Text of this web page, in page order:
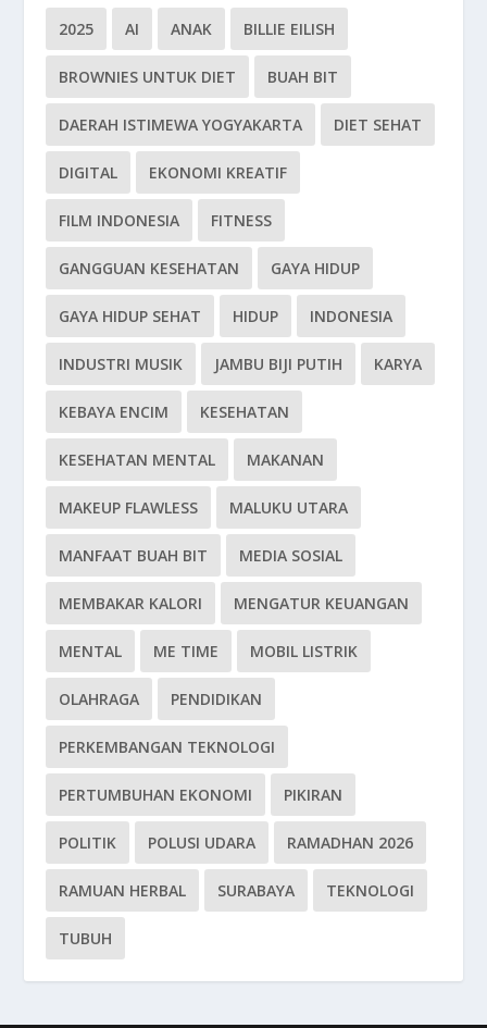
2025 AI ANAK BILLIE EILISH
BROWNIES UNTUK DIET BUAH BIT
DAERAH ISTIMEWA YOGYAKARTA DIET SEHAT
DIGITAL EKONOMI KREATIF
FILM INDONESIA FITNESS
GANGGUAN KESEHATAN GAYA HIDUP
GAYA HIDUP SEHAT HIDUP INDONESIA
INDUSTRI MUSIK JAMBU BIJI PUTIH KARYA
KEBAYA ENCIM KESEHATAN
KESEHATAN MENTAL MAKANAN
MAKEUP FLAWLESS MALUKU UTARA
MANFAAT BUAH BIT MEDIA SOSIAL
MEMBAKAR KALORI MENGATUR KEUANGAN
MENTAL ME TIME MOBIL LISTRIK
OLAHRAGA PENDIDIKAN
PERKEMBANGAN TEKNOLOGI
PERTUMBUHAN EKONOMI PIKIRAN
POLITIK POLUSI UDARA RAMADHAN 2026
RAMUAN HERBAL SURABAYA TEKNOLOGI
TUBUH